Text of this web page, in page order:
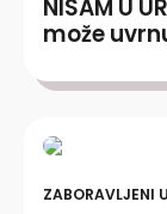
NISAM U
može
ZABORAVLJENI